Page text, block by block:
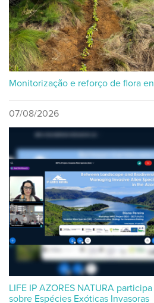
Monitorização e reforço de flora
07/08/2026
LIFE IP AZORES NATURA
sobre Espécies Exóticas Invasoras